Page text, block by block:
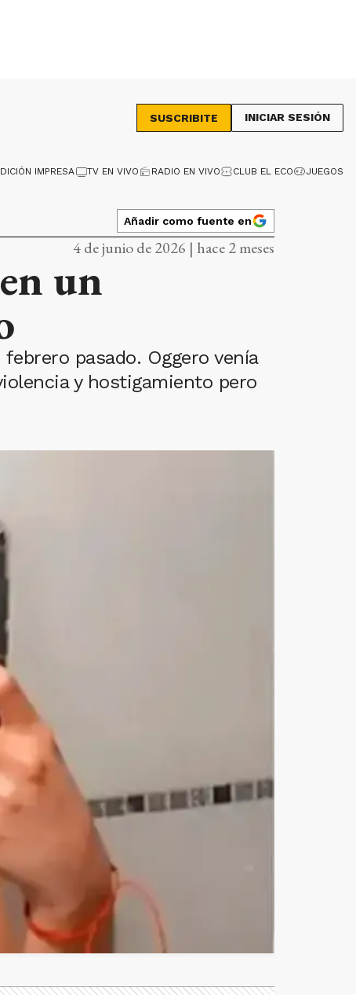
SUSCRIBITE INICIAR SESIÓN
IMPRESA TV EN VIVO RADIO EN VIVO CLUB EL ECO JUEGOS
Añadir como fuente en
4 de junio de 2026 | hace 2 meses
un
pasado. Oggero venía
y hostigamiento pero